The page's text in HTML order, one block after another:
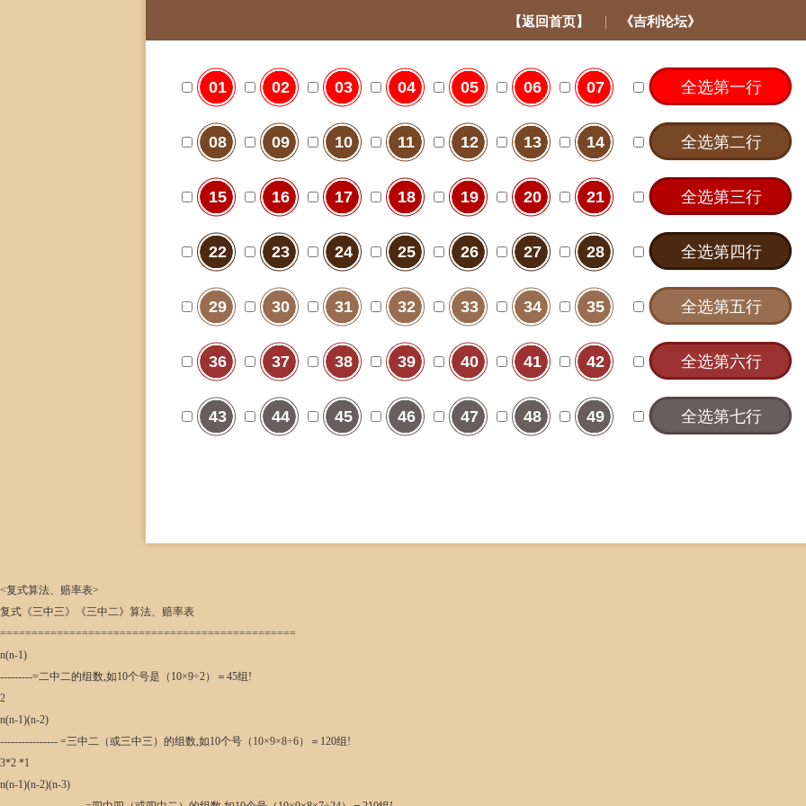
【返回首页】 《吉利论坛》
01 02 03 04 05 06 07 全选第一行
08 09 10 11 12 13 14 全选第二行
15 16 17 18 19 20 21 全选第三行
22 23 24 25 26 27 28 全选第四行
29 30 31 32 33 34 35 全选第五行
36 37 38 39 40 41 42 全选第六行
43 44 45 46 47 48 49 全选第七行
<复式算法、赔率表>
复式《三中三》《三中二》算法、赔率表
===============================================
n(n-1)
---------=二中二的组数,如10个号是（10×9÷2）＝45组!
2
n(n-1)(n-2)
---------------- =三中二（或三中三）的组数,如10个号（10×9×8÷6）＝120组!
3*2 *1
n(n-1)(n-2)(n-3)